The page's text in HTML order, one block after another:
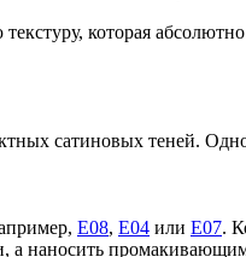
которая
сатиновых теней.
Е08, Е04 или Е07.
а наносить